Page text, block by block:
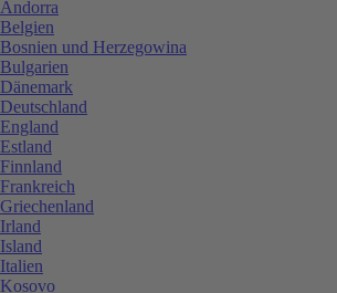
Andorra
Belgien
Bosnien und Herzegowina
Bulgarien
Dänemark
Deutschland
England
Estland
Finnland
Frankreich
Griechenland
Irland
Island
Italien
Kosovo